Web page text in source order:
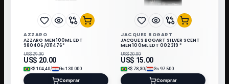
AZZARO
AZZARO MEN 100ML EDT
980406/011476*
US$29.00
US$ 20.00
R$ 104,40/ Gs 130.000
Comprar
JACQUES BOGART
JACQUES BOGART SILVER SCENT
MEN 100ML EDT 002319 *
US$20.00
US$ 15.00
R$ 78,30/ Gs 97.500
Comprar